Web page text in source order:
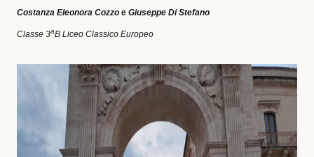
Costanza Eleonora Cozzo e Giuseppe Di Stefano
Classe 3aB Liceo Classico Europeo